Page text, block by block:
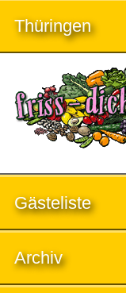
Thüringen
Gästeliste
Archiv